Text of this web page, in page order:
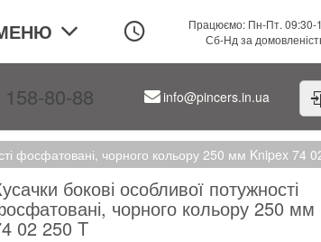
Працюємо: Пн-Пт. 09:30-
Сб-Нд за
80-88 info@pincers.in.ua
фосфатовані, чорного кольору 250 мм Knipex 74
бокові особливої ​​потужності
чорного кольору 250 мм
02 250 T